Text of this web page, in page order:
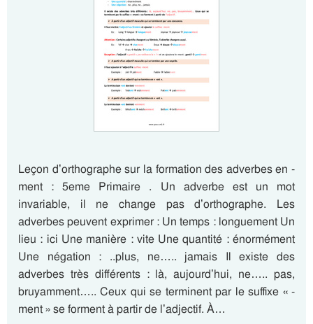
Leçon d’orthographe sur la formation des adverbes en -
ment : 5eme Primaire . Un adverbe est un mot
invariable, il ne change pas d’orthographe. Les
adverbes peuvent exprimer : Un temps : longuement Un
lieu : ici Une manière : vite Une quantité : énormément
Une négation : ..plus, ne….. jamais Il existe des
adverbes très différents : là, aujourd’hui, ne….. pas,
bruyamment….. Ceux qui se terminent par le suffixe « -
ment » se forment à partir de l’adjectif. À…